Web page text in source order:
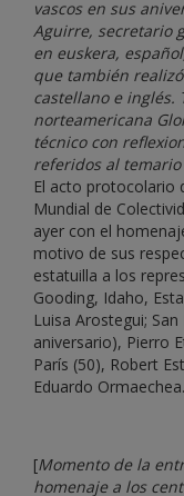
vascos en sus
Aguirre, secretario
en euskera,
que también
castellano e inglés.
norteamericana
técnico con
referidos al temario
El acto protocolario
Mundial de
ayer con el
motivo de sus
estatuilla a los
Gooding, Idaho,
Luisa Arostegui;
aniversario), Pierro
París (50), Robert
Eduardo Ormaechea.
[Momento de la
homenaje a los